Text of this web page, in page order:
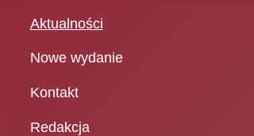
Aktualności
Nowe wydanie
Kontakt
Redakcja